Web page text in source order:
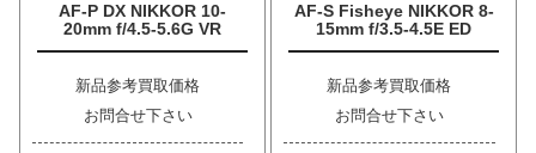
AF-P DX NIKKOR 10-
20mm f/4.5-5.6G VR
新品参考買取価格
お問合せ下さい
AF-S Fisheye NIKKOR 8-
15mm f/3.5-4.5E ED
新品参考買取価格
お問合せ下さい